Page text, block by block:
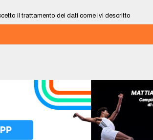
il trattamento dei dati come ivi descritto